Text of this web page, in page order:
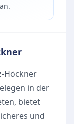
Höckner
in der
bietet
und